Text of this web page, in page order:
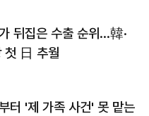
뒤집은 수출 순위…韓·
첫 日 추월
터 '제 가족 사건' 못 맡는